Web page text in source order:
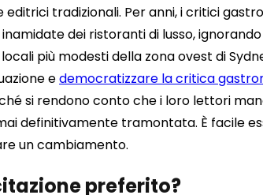
tradizionali. Per anni, i critici
dei ristoranti di lusso, ignorando
più modesti della zona ovest di
edemocratizzare la critica
si rendono conto che i loro lettori
definitivamente tramontata. È facile
un cambiamento.
preferito?